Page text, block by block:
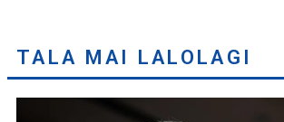
TALA MAI LALOLAGI